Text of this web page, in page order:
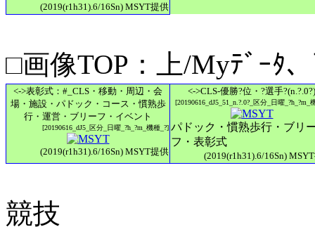
(2019(r1h31).6/16Sn) MSYT提供
□画像TOP：上/Myﾃﾞｰﾀ
<->表彰式：#_CLS・移動・周辺・会
場・施設・パドック・コース・慣熟歩
行・運営・ブリーフ・イベント
[20190616_dJ5_区分_日曜_?h_?m_機種_?]
(2019(r1h31).6/16Sn) MSYT提供
<->CLS-優勝?位・?選手?(n.?.0?)
[20190616_dJ5_51_n.?.0?_区分_日曜_?h_?m_
パドック・慣熟歩行・ブリ
フ・表彰式
(2019(r1h31).6/16Sn)
競技